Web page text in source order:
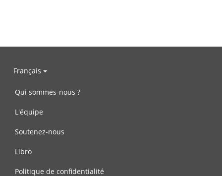
Français
Qui sommes-nous ?
L'équipe
Soutenez-nous
Libro
Politique de confidentialité